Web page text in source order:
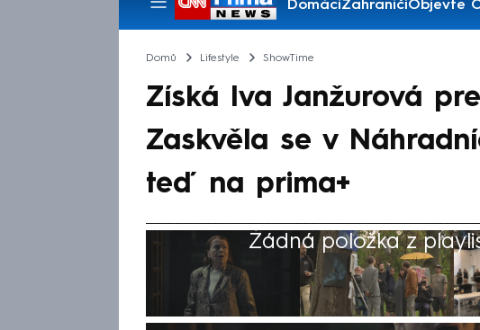
DomácíZahraničíObjevte
Pořady
Domů Lifestyle ShowTime
Získá Iva Janžurová
Zaskvěla se v
teď na prima+
Žádná položka z